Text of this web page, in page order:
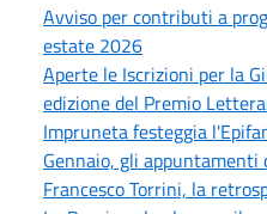
Avviso per contributi a
estate 2026
Aperte le Iscrizioni per la
edizione del Premio
Impruneta festeggia
Gennaio, gli
Francesco Torrini, la